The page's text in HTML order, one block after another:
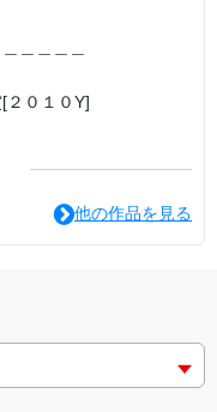
＿＿＿
＿＿＿
版>
ル
-Version2.
２０１０Y]
time.
＿＿＿＿
ル
他の作品を見る